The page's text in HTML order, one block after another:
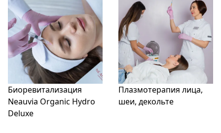
Биоревитализация
Neauvia Organic Hydro
Deluxe
Плазмотерапия лица,
шеи, декольте